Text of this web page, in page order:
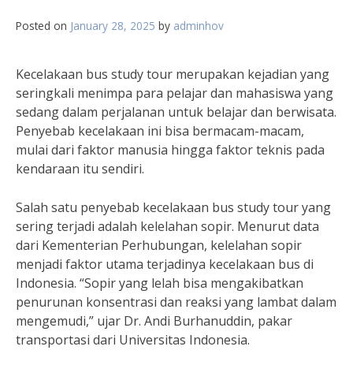
Posted on January 28, 2025 by adminhov
Kecelakaan bus study tour merupakan kejadian yang
seringkali menimpa para pelajar dan mahasiswa yang
sedang dalam perjalanan untuk belajar dan berwisata.
Penyebab kecelakaan ini bisa bermacam-macam,
mulai dari faktor manusia hingga faktor teknis pada
kendaraan itu sendiri.
Salah satu penyebab kecelakaan bus study tour yang
sering terjadi adalah kelelahan sopir. Menurut data
dari Kementerian Perhubungan, kelelahan sopir
menjadi faktor utama terjadinya kecelakaan bus di
Indonesia. “Sopir yang lelah bisa mengakibatkan
penurunan konsentrasi dan reaksi yang lambat dalam
mengemudi,” ujar Dr. Andi Burhanuddin, pakar
transportasi dari Universitas Indonesia.